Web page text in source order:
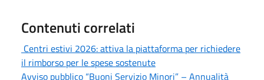
Contenuti correlati
Centri estivi 2026: attiva la piattaforma per richiedere
il rimborso per le spese sostenute
Avviso pubblico “Buoni Servizio Minori” – Annualità